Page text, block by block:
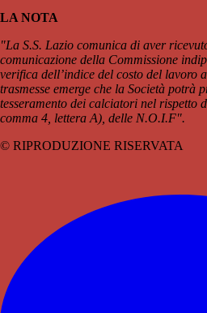
LA NOTA
"La S.S. Lazio comunica di aver
comunicazione della Commissione
verifica dell’indice del costo del lavoro
trasmesse emerge che la Società potrà
tesseramento dei calciatori nel rispetto
comma 4, lettera A), delle N.O.I.F".
© RIPRODUZIONE RISERVATA